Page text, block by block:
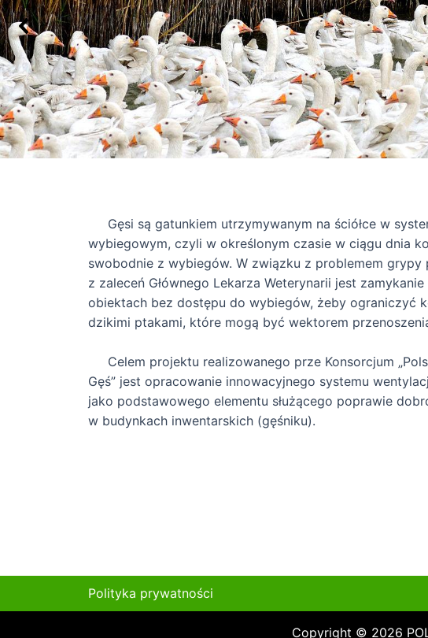
Gęsi są gatunkiem utrzymywanym na ściółce w
wybiegowym, czyli w określonym czasie w ciągu dnia
swobodnie z wybiegów. W związku z problemem grypy
z zaleceń Głównego Lekarza Weterynarii jest
obiektach bez dostępu do wybiegów, żeby ograniczyć
dzikimi ptakami, które mogą być wektorem
Celem projektu realizowanego prze Konsorcjum
Gęś” jest opracowanie innowacyjnego systemu
jako podstawowego elementu służącego poprawie
w budynkach inwentarskich (gęśniku).
Polityka prywatności
Copyright © 2026